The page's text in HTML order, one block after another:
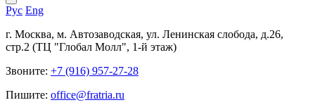
Рус Eng
г. Москва, м. Автозаводская, ул. Ленинская слобода, д.26,
стр.2 (ТЦ "Глобал Молл", 1-й этаж)
Звоните: +7 (916) 957-27-28
Пишите: office@fratria.ru